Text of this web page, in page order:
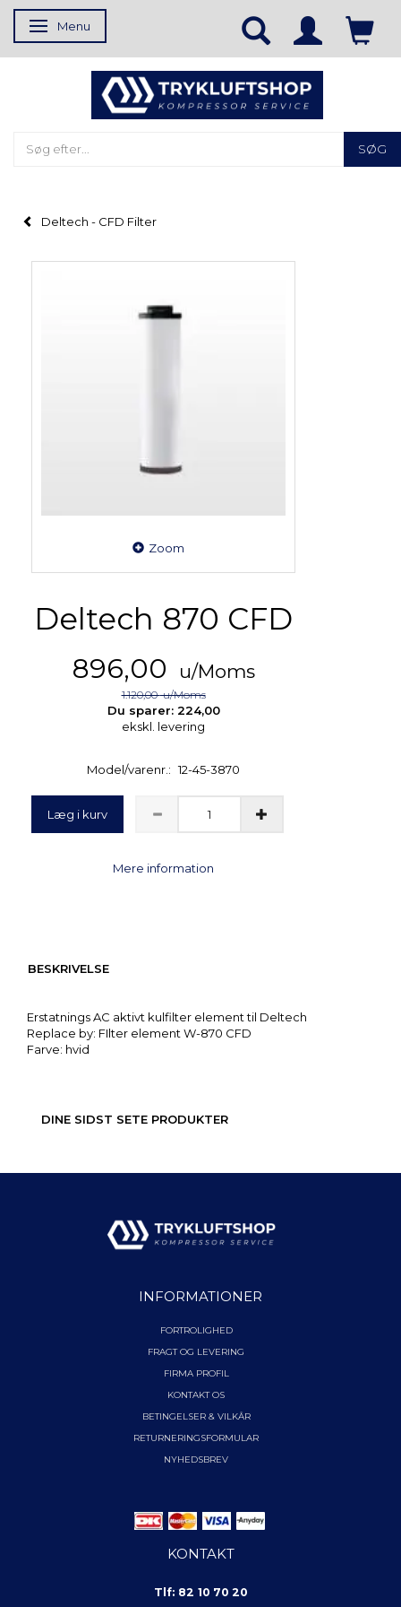
Skifte navigation
Menu
SØG
Deltech - CFD Filter
Zoom
Deltech 870 CFD
896,00 u/Moms
1.120,00u/Moms
Du sparer: 224,00
ekskl. levering
Model/varenr.: 12-45-3870
Læg i kurv
Mere information
BESKRIVELSE
Erstatnings AC aktivt kulfilter element til Deltech
Replace by: FIlter element W-870 CFD
Farve: hvid
DINE SIDST SETE PRODUKTER
INFORMATIONER
FORTROLIGHED
FRAGT OG LEVERING
FIRMA PROFIL
KONTAKT OS
BETINGELSER & VILKÅR
RETURNERINGSFORMULAR
NYHEDSBREV
KONTAKT
Tlf: 82 10 70 20